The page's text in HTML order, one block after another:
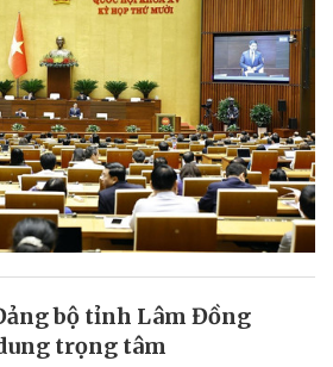
bộ tỉnh Lâm Đồng
trọng tâm